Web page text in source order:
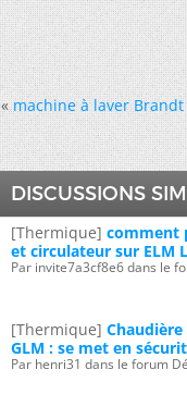
« machine à laver
DISCUSSIONS
[Thermique] comment
et circulateur sur ELM
Par invite7a3cf8e6 dans le
[Thermique] Chaudière
GLM : se met en
Par henri31 dans le forum